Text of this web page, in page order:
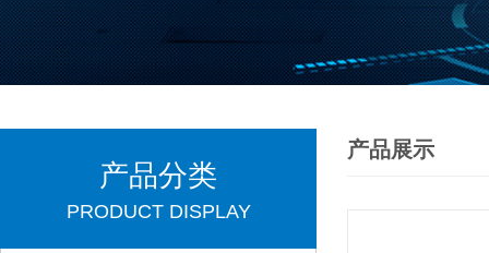
产品分类
PRODUCT DISPLAY
产品展示